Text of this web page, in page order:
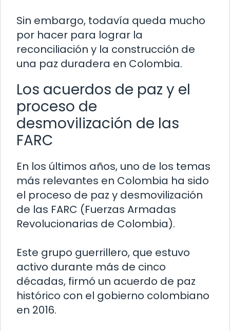
Sin embargo, todavía queda mucho
por hacer para lograr la
reconciliación y la construcción de
una paz duradera en Colombia.
Los acuerdos de paz y el
proceso de
desmovilización de las
FARC
En los últimos años, uno de los temas
más relevantes en Colombia ha sido
el proceso de paz y desmovilización
de las FARC (Fuerzas Armadas
Revolucionarias de Colombia).
Este grupo guerrillero, que estuvo
activo durante más de cinco
décadas, firmó un acuerdo de paz
histórico con el gobierno colombiano
en 2016.